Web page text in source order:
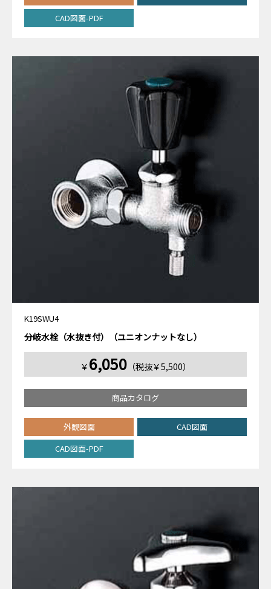
CAD図面-PDF
K19SWU4
分岐水栓（水抜き付）（ユニオンナットなし）
￥ 6,050（税抜￥5,500）
商品カタログ
外観図面
CAD図面
CAD図面-PDF